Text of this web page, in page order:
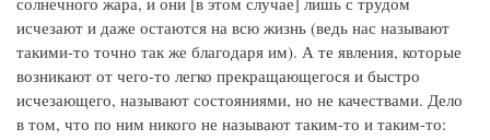
исчезают и даже остаются на всю жизнь (ведь нас называют
такими-то точно так же благодаря им). А те явления, которые
возникают от чего-то легко прекращающегося и быстро
исчезающего, называют состояниями, но не качествами. Дело
в том, что по ним никого не называют таким-то и таким-то: